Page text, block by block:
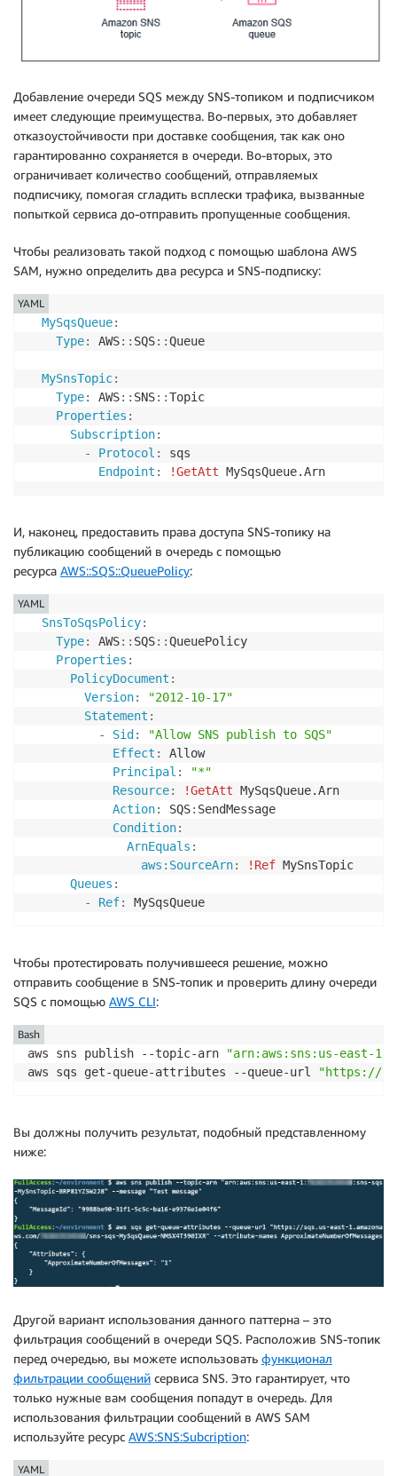
Добавление очереди SQS между SNS-топиком и подписчиком
имеет следующие преимущества. Во-первых, это добавляет
отказоустойчивости при доставке сообщения, так как оно
гарантированно сохраняется в очереди. Во-вторых, это
ограничивает количество сообщений, отправляемых
подписчику, помогая сгладить всплески трафика, вызванные
попыткой сервиса до-отправить пропущенные сообщения.
Чтобы реализовать такой подход с помощью шаблона AWS
SAM, нужно определить два ресурса и SNS-подписку:
MySqsQueue:
Type: AWS: : SQS: :Queue
MySnsTopic:
Type: AWS: : SNS: :Topic
Properties :
Subscription:
-
Protocol :
sqs
Endpoint : !GetAtt MySqsQueue.Arn
YAML
И, наконец, предоставить права доступа SNS-топику на
публикацию сообщений в очередь с помощью
ресурса AWS::SQS::QueuePolicy:
SnsToSqsPolicy:
Type: AWS: : SQS: :QueuePolicy
Properties :
PolicyDocument :
Version:
"2012-10-17"
Statement :
-
Sid :
"Allow SNS publish to SQS"
Effect :
Allow
Principal :
"*"
Resource: !GetAtt MySqsQueue.Arn
Action: SQS: SendMessage
Condition:
ArnEquals :
aws:SourceArn: !Ref MySnsTopic
Queues :
-
Ref: MySqsQueue
YAML
Чтобы протестировать получившееся решение, можно
отправить сообщение в SNS-топик и проверить длину очереди
SQS с помощью AWS CLI:
aws sns publish --topic-arn
"arn:aws:sns:us-east-
aws sqs get-queue-attributes --queue-url
"https://
Bash
Вы должны получить результат, подобный представленному
ниже:
Другой вариант использования данного паттерна – это
фильтрация сообщений в очереди SQS. Расположив SNS-топик
перед очередью, вы можете использовать функционал
фильтрации сообщений сервиса SNS. Это гарантирует, что
только нужные вам сообщения попадут в очередь. Для
использования фильтрации сообщений в AWS SAM
используйте ресурс AWS:SNS:Subcription:
YAML